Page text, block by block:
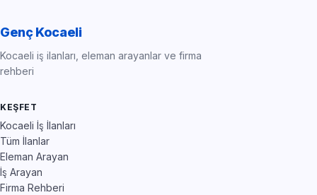
Genç Kocaeli
Kocaeli iş ilanları, eleman arayanlar ve firma
rehberi
KEŞFET
Kocaeli İş İlanları
Tüm İlanlar
Eleman Arayan
İş Arayan
Firma Rehberi